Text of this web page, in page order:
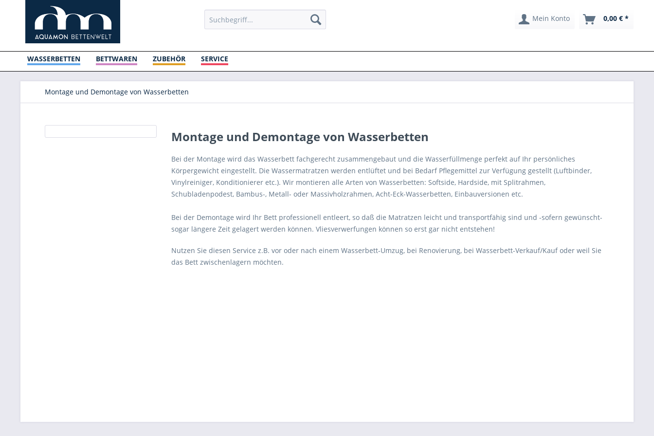
Mein Konto 0,00 € *
WASSERBETTEN BETTWAREN ZUBEHÖR SERVICE
Montage und Demontage von Wasserbetten
Montage und Demontage von Wasserbetten
Bei der Montage wird das Wasserbett fachgerecht zusammengebaut und die Wasserfüllmenge perfekt auf Ihr persönliches
Körpergewicht eingestellt. Die Wassermatratzen werden entlüftet und bei Bedarf Pflegemittel zur Verfügung gestellt (Luftbinder,
Vinylreiniger, Konditionierer etc.). Wir montieren alle Arten von Wasserbetten: Softside, Hardside, mit Splitrahmen,
Schubladenpodest, Bambus-, Metall- oder Massivholzrahmen, Acht-Eck-Wasserbetten, Einbauversionen etc.
Bei der Demontage wird Ihr Bett professionell entleert, so daß die Matratzen leicht und transportfähig sind und -sofern gewünscht-
sogar längere Zeit gelagert werden können. Vliesverwerfungen können so erst gar nicht entstehen!
Nutzen Sie diesen Service z.B. vor oder nach einem Wasserbett-Umzug, bei Renovierung, bei Wasserbett-Verkauf/Kauf oder weil Sie
das Bett zwischenlagern möchten.